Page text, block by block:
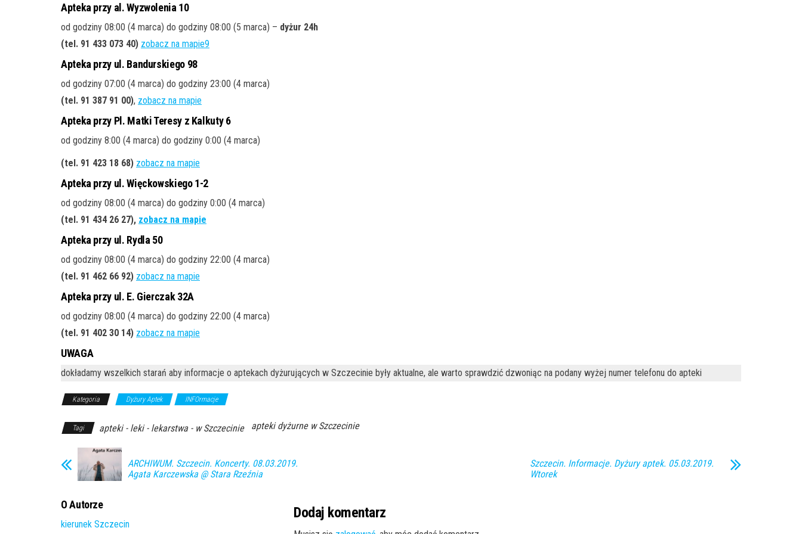
Apteka przy al. Wyzwolenia 10
od godziny 08:00 (4 marca) do godziny 08:00 (5 marca) – dyżur 24h
(tel. 91 433 073 40) zobacz na mapie9
Apteka przy ul. Bandurskiego 98
od godziny 07:00 (4 marca) do godziny 23:00 (4 marca)
(tel. 91 387 91 00), zobacz na mapie
Apteka przy Pl. Matki Teresy z Kalkuty 6
od godziny 8:00 (4 marca) do godziny 0:00 (4 marca)
(tel. 91 423 18 68) zobacz na mapie
Apteka przy ul. Więckowskiego 1-2
od godziny 08:00 (4 marca) do godziny 0:00 (4 marca)
(tel. 91 434 26 27), zobacz na mapie
Apteka przy ul. Rydla 50
od godziny 08:00 (4 marca) do godziny 22:00 (4 marca)
(tel. 91 462 66 92) zobacz na mapie
Apteka przy ul. E. Gierczak 32A
od godziny 08:00 (4 marca) do godziny 22:00 (4 marca)
(tel. 91 402 30 14) zobacz na mapie
UWAGA
dokładamy wszelkich starań aby informacje o aptekach dyżurujących w Szczecinie były aktualne, ale warto sprawdzić dzwoniąc na podany wyżej numer telefonu do apteki
Kategoria Dyżury Aptek INFOrmacje
Tagi apteki - leki - lekarstwa - w Szczecinie apteki dyżurne w Szczecinie
ARCHIWUM. Szczecin. Koncerty. 08.03.2019.
Agata Karczewska @ Stara Rzeźnia
Szczecin. Informacje. Dyżury aptek. 05.03.2019.
Wtorek
O Autorze
kierunek Szczecin
Dodaj komentarz